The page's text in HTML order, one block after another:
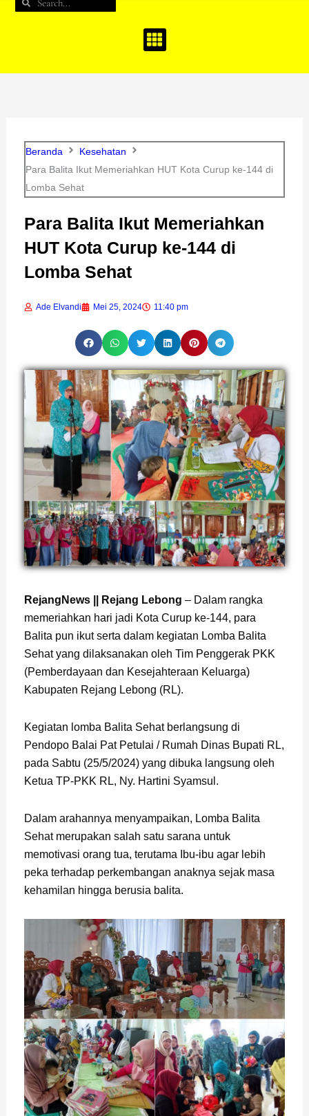
Beranda
Kesehatan
Para Balita Ikut Memeriahkan HUT Kota Curup ke-144 di
Lomba Sehat
Para Balita Ikut Memeriahkan
HUT Kota Curup ke-144 di
Lomba Sehat
Ade Elvandi Mei 25, 2024 11:40 pm
RejangNews || Rejang Lebong – Dalam rangka
memeriahkan hari jadi Kota Curup ke-144, para
Balita pun ikut serta dalam kegiatan Lomba Balita
Sehat yang dilaksanakan oleh Tim Penggerak PKK
(Pemberdayaan dan Kesejahteraan Keluarga)
Kabupaten Rejang Lebong (RL).
Kegiatan lomba Balita Sehat berlangsung di
Pendopo Balai Pat Petulai / Rumah Dinas Bupati RL,
pada Sabtu (25/5/2024) yang dibuka langsung oleh
Ketua TP-PKK RL, Ny. Hartini Syamsul.
Dalam arahannya menyampaikan, Lomba Balita
Sehat merupakan salah satu sarana untuk
memotivasi orang tua, terutama Ibu-ibu agar lebih
peka terhadap perkembangan anaknya sejak masa
kehamilan hingga berusia balita.
Page
, Page